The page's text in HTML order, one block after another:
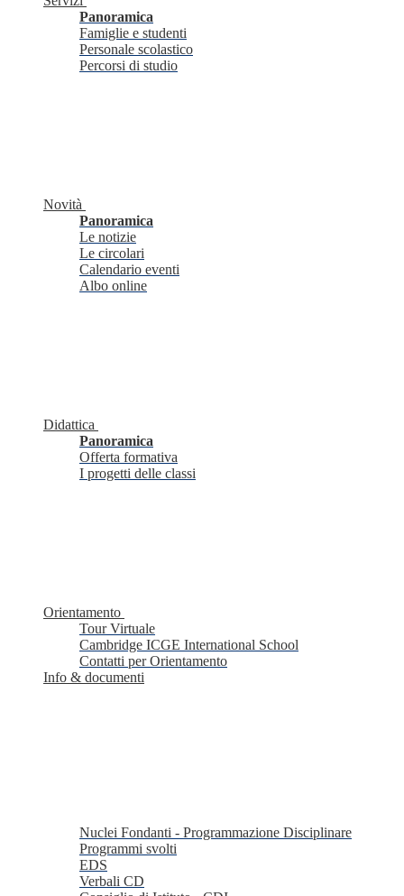
Panoramica
Famiglie e studenti
Personale scolastico
Percorsi di studio
Novità
Panoramica
Le notizie
Le circolari
Calendario eventi
Albo online
Didattica
Panoramica
Offerta formativa
I progetti delle classi
Orientamento
Tour Virtuale
Cambridge ICGE International School
Contatti per Orientamento
Info & documenti
Nuclei Fondanti - Programmazione Disciplinare
Programmi svolti
EDS
Verbali CD